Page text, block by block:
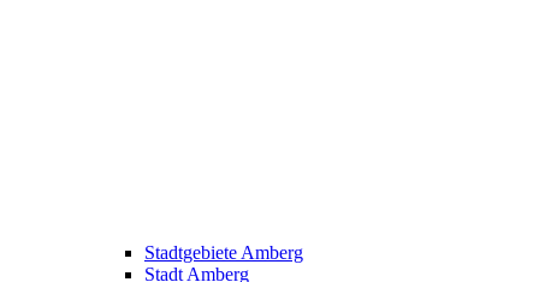
Stadtgebiete Amberg
Stadt Amberg